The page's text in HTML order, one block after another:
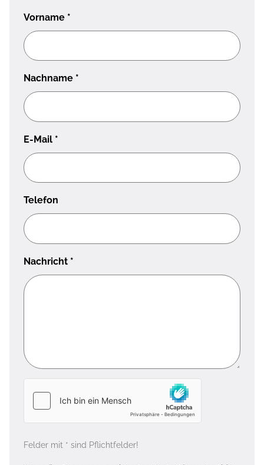
Vorname *
Nachname *
E-Mail *
Telefon
Nachricht *
Felder mit * sind Pflichtfelder!